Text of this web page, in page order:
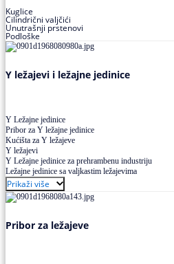
Kuglice
Cilindrični valjčići
Unutrašnji prstenovi
Podloške
Y ležajevi i ležajne jedinice
Y Ležajne jedinice
Pribor za Y ležajne jedinice
Kućišta za Y ležajeve
Y ležajevi
Y Ležajne jedinice za prehrambenu industriju
Ležajne jedinice sa valjkastim ležajevima
Prikaži više
Pribor za ležajeve